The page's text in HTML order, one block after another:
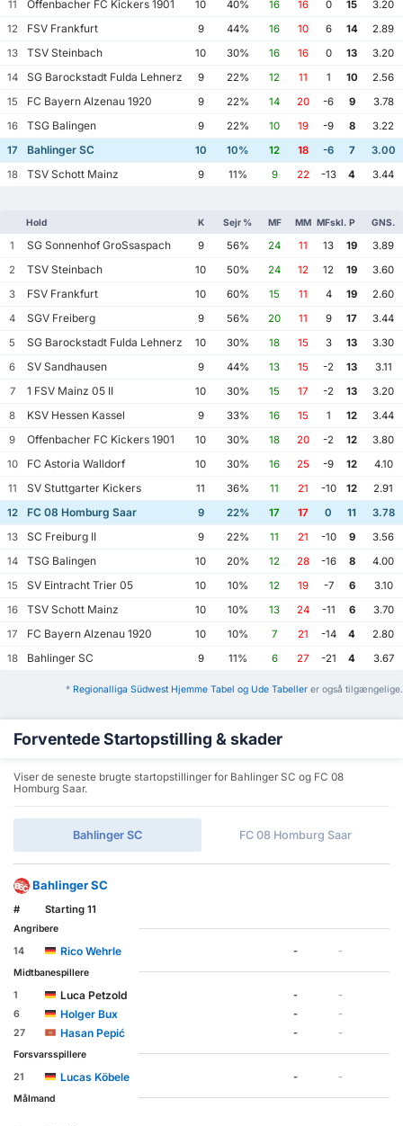
11 Offenbacher FC Kickers 1901 10 40% 16 16 0 15
3.20
12
FSV Frankfurt 9 44% 16 10 6 14
2.89
13
TSV Steinbach 10 30% 16 16 0 13
3.20
14
SG Barockstadt Fulda Lehnerz 9 22% 12 11 1 10
2.56
15
FC Bayern Alzenau 1920 9 22% 14 20 -6 9
3.78
16
TSG Balingen 9 22% 10 19 -9 8
3.22
17
Bahlinger SC 10 10% 12 18 -6 7
3.00
18
TSV Schott Mainz 9 11% 9 22 -13 4 3.44
Hold K Sejr % MF MM MFskl. P GNS.
1 SG Sonnenhof GroSsaspach 9 56% 24 11 13 19
3.89
2
TSV Steinbach 10 50% 24 12 12 19
3.60
3
FSV Frankfurt 10 60% 15 11 4 19
2.60
4
SGV Freiberg 9 56% 20 11 9 17
3.44
5
SG Barockstadt Fulda Lehnerz 10 30% 18 15 3 13
3.30
6
SV Sandhausen 9 44% 13 15 -2 13
3.11
7
1 FSV Mainz 05 II 10 30% 15 17 -2 13
3.20
8
KSV Hessen Kassel 9 33% 16 15 1 12
3.44
9
Offenbacher FC Kickers 1901 10 30% 18 20 -2 12
3.80
10
FC Astoria Walldorf 10 30% 16 25 -9 12
4.10
11
SV Stuttgarter Kickers 11 36% 11 21 -10 12
2.91
12
FC 08 Homburg Saar 9 22% 17 17 0 11
3.78
13
SC Freiburg II 9 22% 11 21 -10 9
3.56
14
TSG Balingen 10 20% 12 28 -16 8
4.00
15
SV Eintracht Trier 05 10 10% 12 19 -7 6
3.10
16
TSV Schott Mainz 10 10% 13 24 -11 6
3.70
17
FC Bayern Alzenau 1920 10 10% 7 21 -14 4
2.80
18
Bahlinger SC 9 11% 6 27 -21 4 3.67
* Regionalliga Südwest Hjemme Tabel og Ude Tabeller er også tilgængelige.
Forventede Startopstilling & skader
Viser de seneste brugte startopstillinger for Bahlinger SC og FC 08
Homburg Saar.
Bahlinger SC FC 08 Homburg Saar
Bahlinger SC
# Starting 11
Angribere
14
Rico Wehrle -
-
Midtbanespillere
1
Luca Petzold -
-
6
Holger Bux -
-
27
Hasan Pepić -
-
Forsvarsspillere
21
Lucas Köbele -
-
Målmand